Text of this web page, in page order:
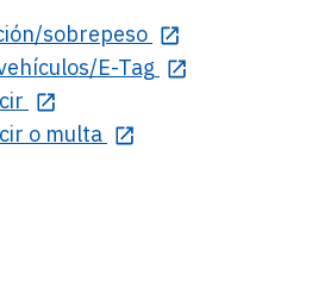
sobrepeso
E-Tag
o multa